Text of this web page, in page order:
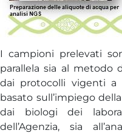
I campioni prelevati
parallela sia al metodo
dai protocolli vigenti a
basato sull’impiego
dai biologi dei
dell’Agenzia, sia